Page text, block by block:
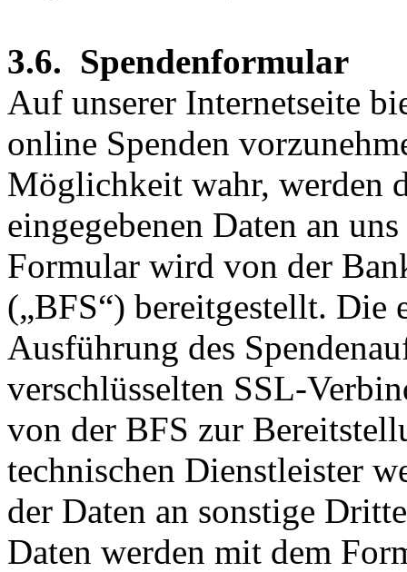
3.6. Spendenformular
Auf unserer Internetseite
online Spenden
Möglichkeit wahr, werden
eingegebenen Daten an
Formular wird von der
(„BFS“) bereitgestellt. Die
Ausführung des
verschlüsselten SSL-
von der BFS zur
technischen Dienstleister
der Daten an sonstige
Daten werden mit dem